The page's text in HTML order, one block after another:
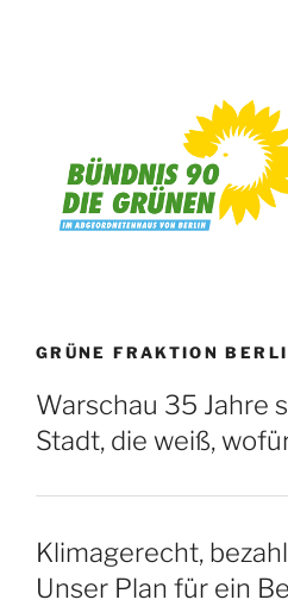
GRÜNE FRAKTION
Warschau 35 Jahre
Stadt, die weiß,
Klimagerecht,
Unser Plan für ein